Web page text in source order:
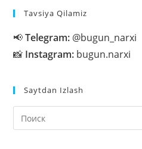
Tavsiya Qilamiz
📢Telegram: @bugun_narxi
📸 Instagram: bugun.narxi
Saytdan Izlash